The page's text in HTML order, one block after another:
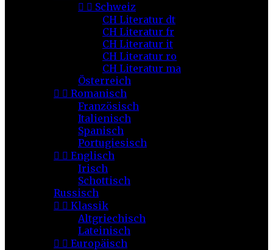
  Schweiz
CH Literatur dt
CH Literatur fr
CH Literatur it
CH Literatur ro
CH Literatur ma
Österreich
  Romanisch
Französisch
Italienisch
Spanisch
Portugiesisch
  Englisch
Irisch
Schottisch
Russisch
  Klassik
Altgriechisch
Lateinisch
  Europäisch